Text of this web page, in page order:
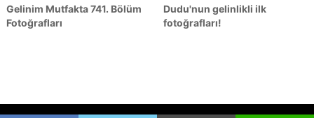
Gelinim Mutfakta 741. Bölüm
Fotoğrafları
Dudu'nun gelinlikli ilk
fotoğrafları!